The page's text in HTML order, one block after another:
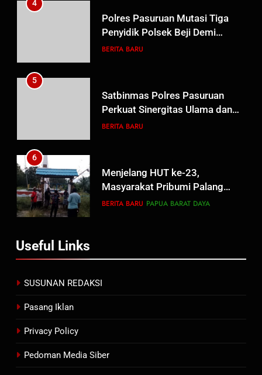
Pahlawan Bangsa
4
Polres Pasuruan Mutasi Tiga
Penyidik Polsek Beji Demi
Efektivitas dan Kelancaran
BERITA BARU
5
Satbinmas Polres Pasuruan
Perkuat Sinergitas Ulama dan
Umara Melalui Program Rabu
BERITA BARU
6
Menjelang HUT ke-23,
Masyarakat Pribumi Palang
Tugu Sejarah Trikora
BERITA BARU PAPUA BARAT DAYA
Wujud Komitmen Transparansi
BERITA BARU
8
Persit Hadirkan Kebahagiaan
bagi Mama-Mama dan Anak-
Anak Kampung Sesor
BERITA BARU
Useful Links
SUSUNAN REDAKSI
Pasang Iklan
Privacy Policy
Pedoman Media Siber